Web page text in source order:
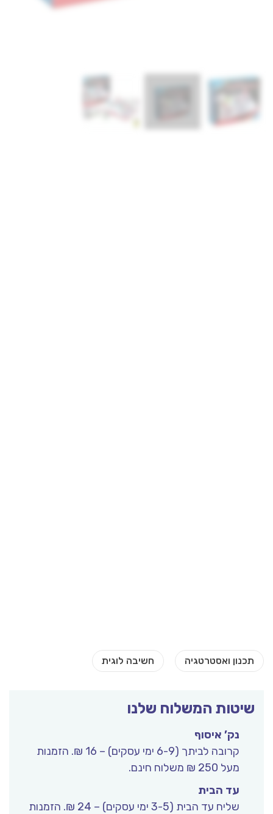
שיטות המשלוח שלנו
נק’ איסוף
קרובה לביתך (6-9 ימי עסקים) – 16 ₪. הזמנות
מעל 250 ₪ משלוח חינם.
עד הבית
שליח עד הבית (3-5 ימי עסקים) – 24 ₪. הזמנות